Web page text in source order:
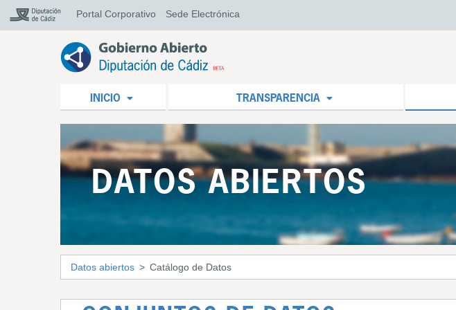
Portal Corporativo Sede Electrónica
INICIO TRANSPARENCIA
DATOS ABIERTOS
Datos abiertos Catálogo de Datos